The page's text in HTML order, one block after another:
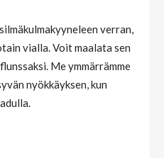
verran,
vialla. Voit maalata sen
Me ymmärrämme
nyökkäyksen, kun